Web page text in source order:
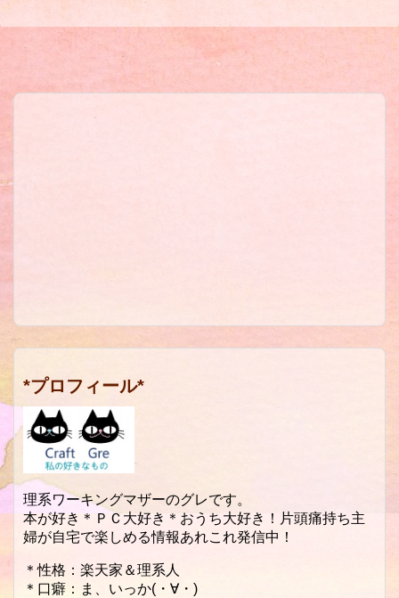
*プロフィール*
理系ワーキングマザーのグレです。
本が好き＊ＰＣ大好き＊おうち大好き！片頭痛持ち主
婦が自宅で楽しめる情報あれこれ発信中！
＊性格：楽天家＆理系人
＊口癖：ま、いっか(・∀・)